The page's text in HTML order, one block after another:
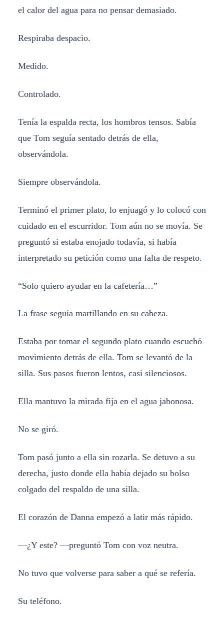
el calor del agua para no pensar demasiado.
Respiraba despacio.
Medido.
Controlado.
Tenía la espalda recta, los hombros tensos. Sabía
que Tom seguía sentado detrás de ella,
observándola.
Siempre observándola.
Terminó el primer plato, lo enjuagó y lo colocó con
cuidado en el escurridor. Tom aún no se movía. Se
preguntó si estaba enojado todavía, si había
interpretado su petición como una falta de respeto.
“Solo quiero ayudar en la cafetería…”
La frase seguía martillando en su cabeza.
Estaba por tomar el segundo plato cuando escuchó
movimiento detrás de ella. Tom se levantó de la
silla. Sus pasos fueron lentos, casi silenciosos.
Ella mantuvo la mirada fija en el agua jabonosa.
No se giró.
Tom pasó junto a ella sin rozarla. Se detuvo a su
derecha, justo donde ella había dejado su bolso
colgado del respaldo de una silla.
El corazón de Danna empezó a latir más rápido.
—¿Y este? —preguntó Tom con voz neutra.
No tuvo que volverse para saber a qué se refería.
Su teléfono.